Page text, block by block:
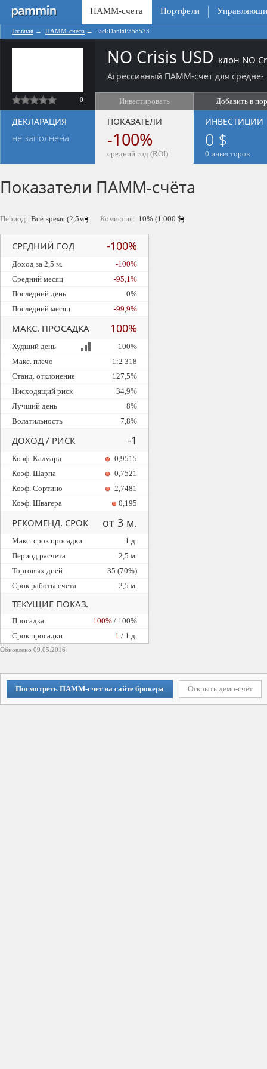
ПАММ-счета Портфели
Главная → ПАММ-счета → JackDanial:358533
0
NO Crisis USD клон NO
Агрессивный ПАММ-счет для средне-
Инвестировать Добавить в
ДЕКЛАРАЦИЯ
не заполнена
ПОКАЗАТЕЛИ
-100%
средний год (ROI)
ИНВЕСТИЦИИ
0 $
0 инвесторов
Показатели ПАММ-счёта
Период: Комиссия:
Обновлено 09.05.2016
СРЕДНИЙ ГОД -100%
Доход за 2,5 м.
-100%
Средний месяц
-95,1%
Последний день
0%
Последний месяц
-99,9%
МАКС. ПРОСАДКА 100%
Худший день
100%
Макс. плечо
1:2 318
Станд. отклонение
127,5%
Нисходящий риск
34,9%
Лучший день
8%
Волатильность
7,8%
ДОХОД / РИСК -1
Коэф. Калмара
-0,9515
Коэф. Шарпа
-0,7521
Коэф. Сортино
-2,7481
Коэф. Швагера
0,195
РЕКОМЕНД. СРОК от 3 м.
Макс. срок просадки
1 д.
Период расчета
2,5 м.
Торговых дней
35 (70%)
Срок работы счета
2,5 м.
ТЕКУЩИЕ ПОКАЗ.
Просадка 100% / 100%
Cрок просадки
1 / 1 д.
Посмотреть ПАММ-счет на сайте брокера Открыть демо-счёт